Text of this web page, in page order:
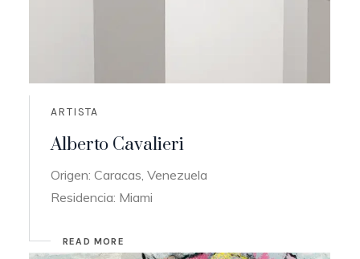
ARTISTA
Alberto Cavalieri
Origen: Caracas, Venezuela
Residencia: Miami
READ MORE